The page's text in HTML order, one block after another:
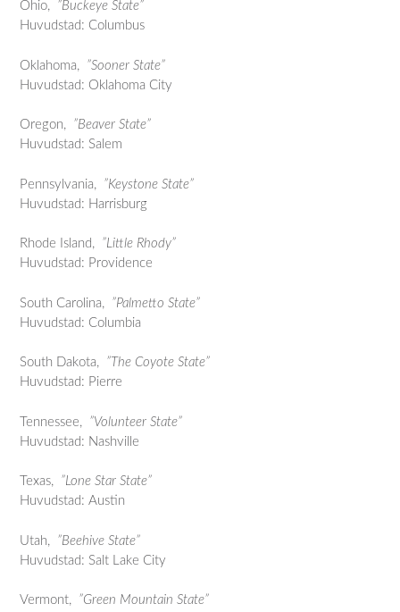
Ohio, ”Buckeye State”
Huvudstad: Columbus
Oklahoma, ”Sooner State”
Huvudstad: Oklahoma City
Oregon, ”Beaver State”
Huvudstad: Salem
Pennsylvania, ”Keystone State”
Huvudstad: Harrisburg
Rhode Island, ”Little Rhody”
Huvudstad: Providence
South Carolina, ”Palmetto State”
Huvudstad: Columbia
South Dakota, ”The Coyote State”
Huvudstad: Pierre
Tennessee, ”Volunteer State”
Huvudstad: Nashville
Texas, ”Lone Star State”
Huvudstad: Austin
Utah,
”Beehive State”
Huvudstad: Salt Lake City
Vermont, ”Green Mountain State”